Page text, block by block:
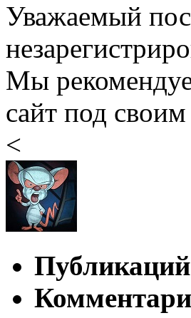
Уважаемый
Мы
сайт под
<